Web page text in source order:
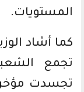
المستويات.
كما أشاد
تجمع
تجسدت مؤخرا